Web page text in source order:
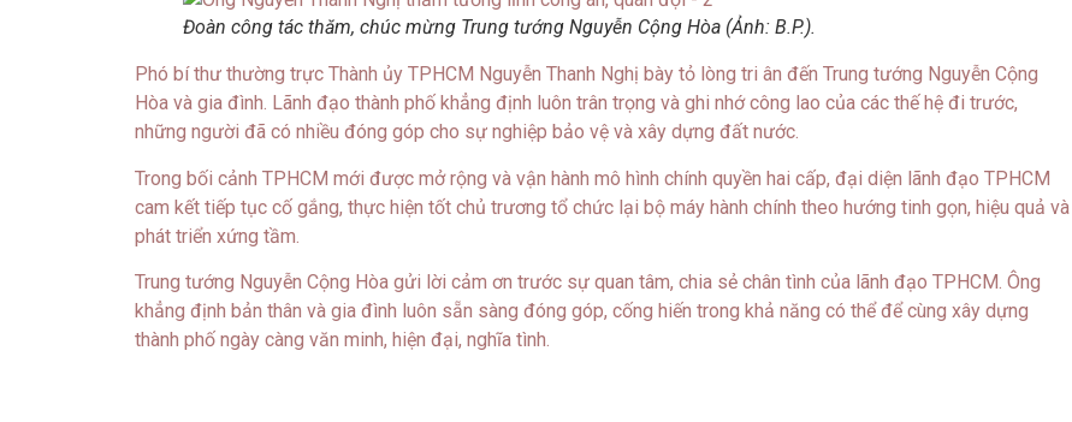
Đoàn công tác thăm, chúc mừng Trung tướng Nguyễn Cộng Hòa (Ảnh: B.P.).
Phó bí thư thường trực Thành ủy TPHCM Nguyễn Thanh Nghị bày tỏ lòng tri ân đến Trung tướng Nguyễn Cộng
Hòa và gia đình. Lãnh đạo thành phố khẳng định luôn trân trọng và ghi nhớ công lao của các thế hệ đi trước,
những người đã có nhiều đóng góp cho sự nghiệp bảo vệ và xây dựng đất nước.
Trong bối cảnh TPHCM mới được mở rộng và vận hành mô hình chính quyền hai cấp, đại diện lãnh đạo TPHCM
cam kết tiếp tục cố gắng, thực hiện tốt chủ trương tổ chức lại bộ máy hành chính theo hướng tinh gọn, hiệu quả và
phát triển xứng tầm.
Trung tướng Nguyễn Cộng Hòa gửi lời cảm ơn trước sự quan tâm, chia sẻ chân tình của lãnh đạo TPHCM. Ông
khẳng định bản thân và gia đình luôn sẵn sàng đóng góp, cống hiến trong khả năng có thể để cùng xây dựng
thành phố ngày càng văn minh, hiện đại, nghĩa tình.